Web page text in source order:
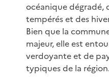
océanique dégradé,
tempérés et des
Bien que la
majeur, elle est
verdoyante et de
typiques de la région.